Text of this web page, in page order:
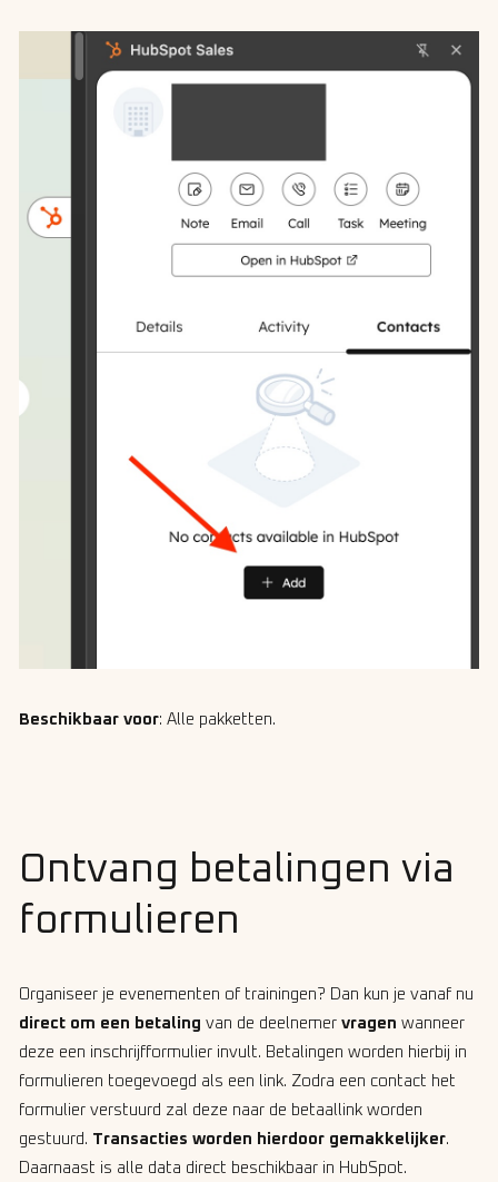
Beschikbaar voor: Alle pakketten.
Ontvang betalingen via
formulieren
Organiseer je evenementen of trainingen? Dan kun je vanaf nu
direct om een betaling van de deelnemer vragen wanneer
deze een inschrijfformulier invult. Betalingen worden hierbij in
formulieren toegevoegd als een link. Zodra een contact het
formulier verstuurd zal deze naar de betaallink worden
gestuurd. Transacties worden hierdoor gemakkelijker.
Daarnaast is alle data direct beschikbaar in HubSpot.